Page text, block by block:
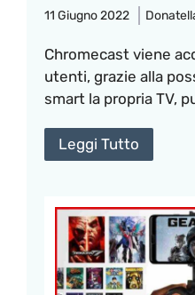
11 Giugno 2022
Chromecast viene
utenti, grazie alla
smart la propria TV,
Leggi Tutto